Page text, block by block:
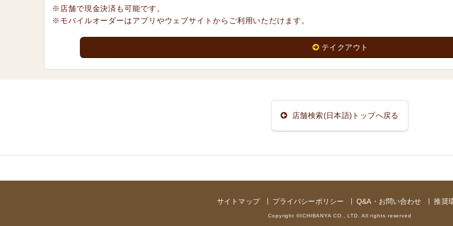
※店舗で現金決済も可能です。
※モバイルオーダーはアプリやウェブサイトからご利用いただけます。
テイクアウト
店舗検索(日本語)トップへ戻る
サイトマップ プライバシーポリシー Q&A・お問い合わせ 推奨
Copyright ©ICHIBANYA CO., LTD. All rights reserved